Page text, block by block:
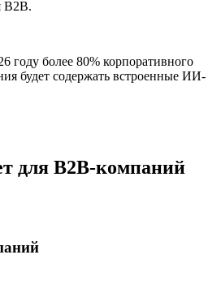
B2B.
году более 80% корпоративного
будет содержать встроенные ИИ-
для B2B-компаний